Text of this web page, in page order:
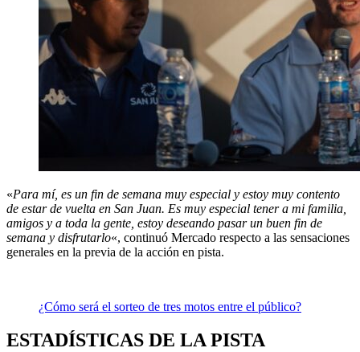
«Para mí, es un fin de semana muy especial y estoy muy contento
de estar de vuelta en San Juan. Es muy especial tener a mi familia,
amigos y a toda la gente, estoy deseando pasar un buen fin de
semana y disfrutarlo«, continuó Mercado respecto a las sensaciones
generales en la previa de la acción en pista.
¿Cómo será el sorteo de tres motos entre el público?
ESTADÍSTICAS DE LA PISTA